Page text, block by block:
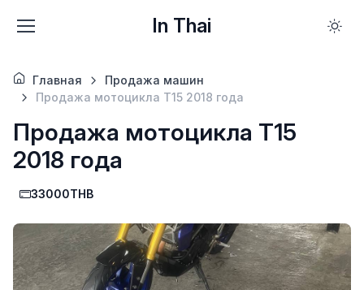
In Thai
Главная
Продажа машин
Продажа мотоцикла Т15 2018 года
Продажа мотоцикла Т15
2018 года
33000THB